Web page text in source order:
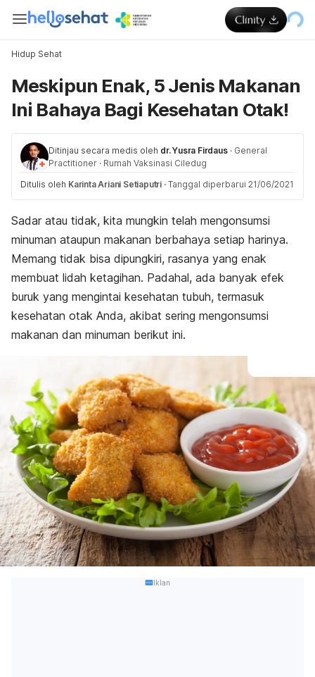
Hidup Sehat
Meskipun Enak, 5 Jenis Makanan
Ini Bahaya Bagi Kesehatan Otak!
Ditinjau secara medis oleh dr. Yusra Firdaus · General
Practitioner · Rumah Vaksinasi Ciledug
Ditulis oleh Karinta Ariani Setiaputri · Tanggal diperbarui 21/06/2021
Sadar atau tidak, kita mungkin telah mengonsumsi
minuman ataupun makanan berbahaya setiap harinya.
Memang tidak bisa dipungkiri, rasanya yang enak
membuat lidah ketagihan. Padahal, ada banyak efek
buruk yang mengintai kesehatan tubuh, termasuk
kesehatan otak Anda, akibat sering mengonsumsi
makanan dan minuman berikut ini.
Iklan